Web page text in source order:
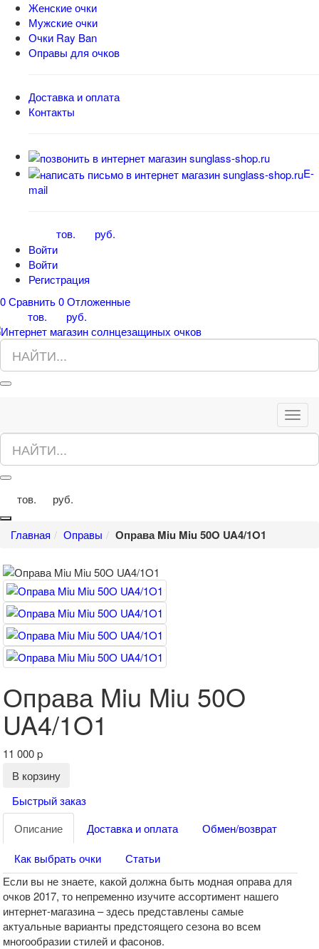
Женские очки
Мужские очки
Очки Ray Ban
Оправы для очков
Доставка и оплата
Контакты
E-
mail
тов.
руб.
Войти
Войти
Регистрация
0Сравнить0Отложенные
тов. руб.
тов. руб.
Главная Оправы Оправа Miu Miu 50O UA4/1O1
Оправа Miu Miu 50O
UA4/1O1
11 000p
В корзину
Быстрый заказ
Описание
Доставка и оплата
Обмен/возврат
Как выбрать очки
Статьи
Если вы не знаете, какой должна быть модная оправа для
очков 2017, то непременно изучите ассортимент нашего
интернет-магазина – здесь представлены самые
актуальные варианты предстоящего сезона во всем
многообразии стилей и фасонов.